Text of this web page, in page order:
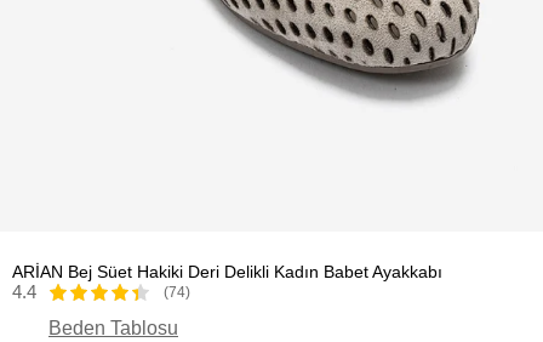
ARİAN Bej Süet Hakiki Deri Delikli Kadın Babet Ayakkabı
4.4 (74)
Beden Tablosu